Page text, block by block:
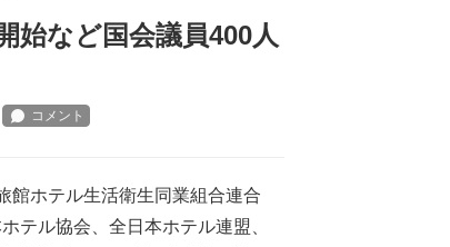
始など国会議員400人
ホテル生活衛生同業組合連合
テル協会、全日本ホテル連盟、